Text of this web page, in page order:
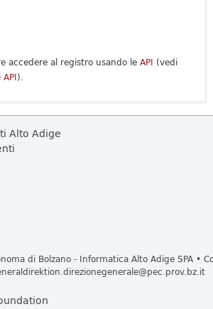
accedere al registro usando le API (vedi
).
Alto Adige
di Bolzano - Informatica Alto Adige SPA •